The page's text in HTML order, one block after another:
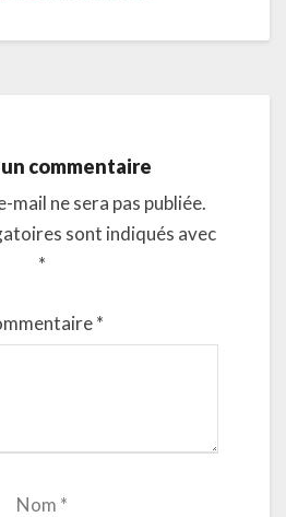
commentaire
mail ne sera pas publiée.
sont indiqués avec
*
*
Nom *